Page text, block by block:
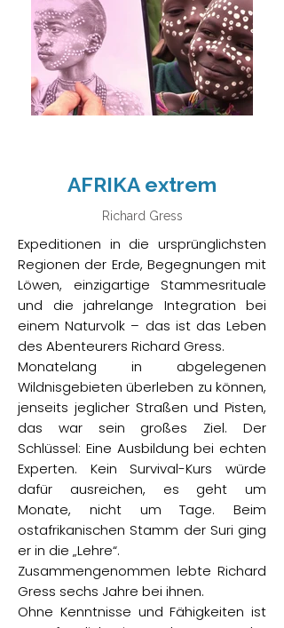
AFRIKA extrem
​Richard Gress
Expeditionen in die ursprünglichsten
Regionen der Erde, Begegnungen mit
Löwen, einzigartige Stammesrituale
und die jahrelange Integration bei
einem Naturvolk – das ist das Leben
des Abenteurers Richard Gress.
Monatelang in abgelegenen
Wildnisgebieten überleben zu können,
jenseits jeglicher Straßen und Pisten,
das war sein großes Ziel. Der
Schlüssel: Eine Ausbildung bei echten
Experten. Kein Survival-Kurs würde
dafür ausreichen, es geht um
Monate, nicht um Tage. Beim
ostafrikanischen Stamm der Suri ging
er in die „Lehre“.
Zusammengenommen lebte Richard
Gress sechs Jahre bei ihnen.
Ohne Kenntnisse und Fähigkeiten ist